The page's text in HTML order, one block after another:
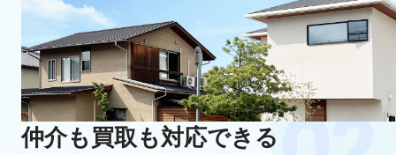
仲介も買取も対応できる